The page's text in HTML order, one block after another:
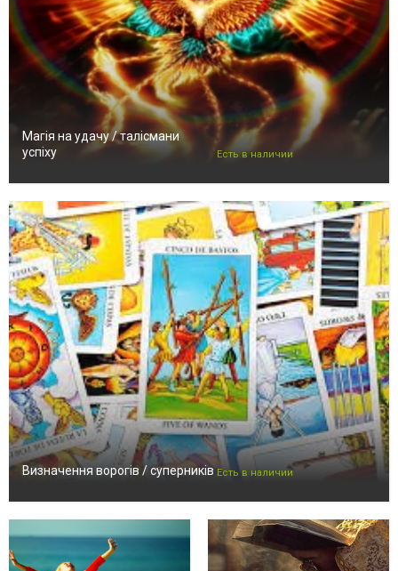
Магія на удачу / талісмани
успіху
Есть в наличии
Визначення ворогів / суперників Есть в наличии